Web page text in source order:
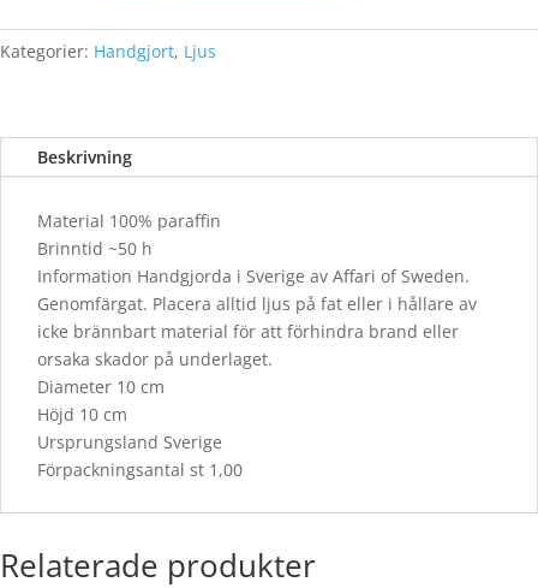
mängd
Kategorier: Handgjort, Ljus
Beskrivning
Material 100% paraffin
Brinntid ~50 h
Information Handgjorda i Sverige av Affari of Sweden.
Genomfärgat. Placera alltid ljus på fat eller i hållare av
icke brännbart material för att förhindra brand eller
orsaka skador på underlaget.
Diameter 10 cm
Höjd 10 cm
Ursprungsland Sverige
Förpackningsantal st 1,00
Relaterade produkter